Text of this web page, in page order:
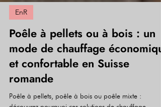
EnR
Poêle à pellets ou à bois : un
mode de chauffage
et confortable en Suisse
romande